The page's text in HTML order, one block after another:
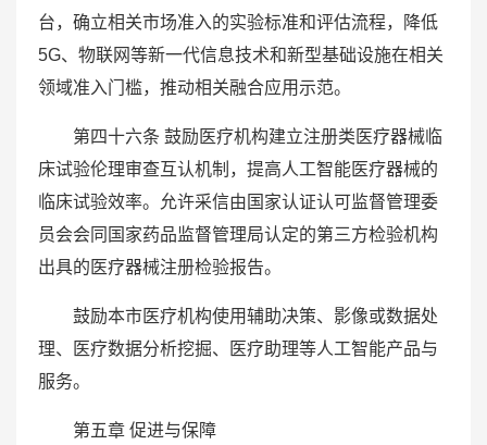
台，确立相关市场准入的实验标准和评估流程，降低
5G、物联网等新一代信息技术和新型基础设施在相关
领域准入门槛，推动相关融合应用示范。
第四十六条 鼓励医疗机构建立注册类医疗器械临
床试验伦理审查互认机制，提高人工智能医疗器械的
临床试验效率。允许采信由国家认证认可监督管理委
员会会同国家药品监督管理局认定的第三方检验机构
出具的医疗器械注册检验报告。
鼓励本市医疗机构使用辅助决策、影像或数据处
理、医疗数据分析挖掘、医疗助理等人工智能产品与
服务。
第五章 促进与保障